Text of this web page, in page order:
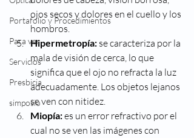
Portafolio y Procedimientos
Para ver
Servicios
Presbicia
simposio
ojos secos y dolores en el cuello y los
hombros.
Hipermetropía: se caracteriza por la
mala de visión de cerca, lo que
significa que el ojo no refracta la luz
adecuadamente. Los objetos lejanos
se ven con nitidez.
Miopía: es un error refractivo por el
cual no se ven las imágenes con